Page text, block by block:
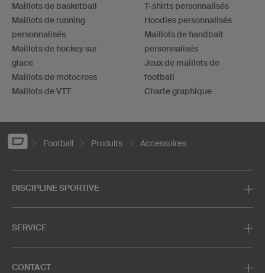
Maillots de basketball
Maillots de running
personnalisés
Maillots de hockey sur
glace
Maillots de motocross
Maillots de VTT
T-shirts personnalisés
Hoodies personnalisés
Maillots de handball
personnalisés
Jeux de maillots de
football
Charte graphique
Football Produits Accessoires
DISCIPLINE SPORTIVE
SERVICE
CONTACT